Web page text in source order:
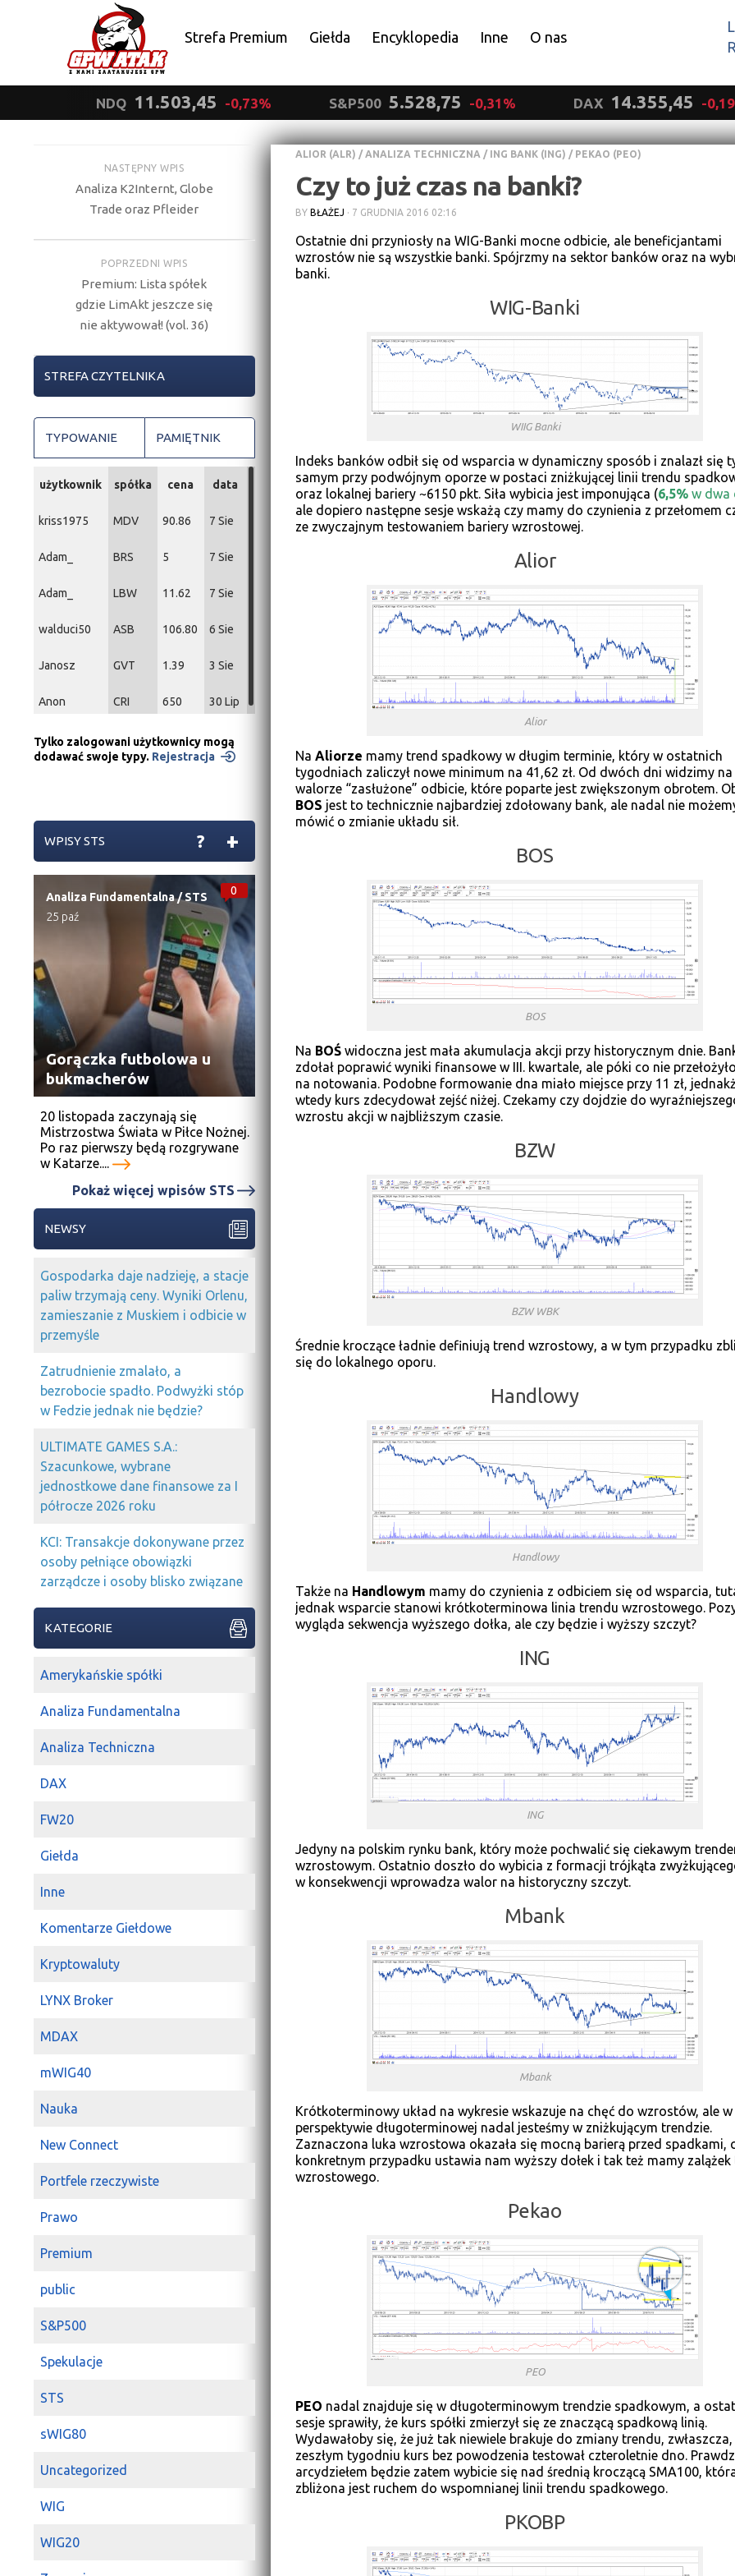
Strefa Premium Giełda Encyklopedia Inne O nas
NDQ 11.503,45 -0,73% S&P500 5.528,75 -0,31% DAX 14.355,45 -
ALIOR (ALR) / ANALIZA TECHNICZNA / ING BANK (ING) / PEKAO (PEO)
Czy to już czas na banki?
BY BŁAŻEJ · 7 GRUDNIA 2016 02:16
Ostatnie dni przyniosły na WIG-Banki mocne odbicie, ale beneficjantami
wzrostów nie są wszystkie banki. Spójrzmy na sektor banków oraz na
banki.
WIG-Banki
WIIG Banki
Indeks banków odbił się od wsparcia w dynamiczny sposób i znalazł się
samym przy podwójnym oporze w postaci zniżkującej linii trendu
oraz lokalnej bariery ~6150 pkt. Siła wybicia jest imponująca (6,5%w dwa
ale dopiero następne sesje wskażą czy mamy do czynienia z przełomem
ze zwyczajnym testowaniem bariery wzrostowej.
Alior
Alior
Na Aliorze mamy trend spadkowy w długim terminie, który w ostatnich
tygodniach zaliczył nowe minimum na 41,62 zł. Od dwóch dni widzimy na
walorze “zasłużone” odbicie, które poparte jest zwiększonym obrotem.
BOS jest to technicznie najbardziej zdołowany bank, ale nadal nie
mówić o zmianie układu sił.
BOS
BOS
Na BOŚ widoczna jest mała akumulacja akcji przy historycznym dnie.
zdołał poprawić wyniki finansowe w III. kwartale, ale póki co nie
na notowania. Podobne formowanie dna miało miejsce przy 11 zł,
wtedy kurs zdecydował zejść niżej. Czekamy czy dojdzie do
wzrostu akcji w najbliższym czasie.
BZW
BZW WBK
Średnie kroczące ładnie definiują trend wzrostowy, a w tym przypadku
się do lokalnego oporu.
Handlowy
Handlowy
Także na Handlowym mamy do czynienia z odbiciem się od wsparcia,
jednak wsparcie stanowi krótkoterminowa linia trendu wzrostowego.
wygląda sekwencja wyższego dołka, ale czy będzie i wyższy szczyt?
ING
ING
Jedyny na polskim rynku bank, który może pochwalić się ciekawym
wzrostowym. Ostatnio doszło do wybicia z formacji trójkąta
w konsekwencji wprowadza walor na historyczny szczyt.
Mbank
Mbank
Krótkoterminowy układ na wykresie wskazuje na chęć do wzrostów, ale w
perspektywie długoterminowej nadal jesteśmy w zniżkującym trendzie.
Zaznaczona luka wzrostowa okazała się mocną barierą przed spadkami,
konkretnym przypadku ustawia nam wyższy dołek i tak też mamy zalążek
wzrostowego.
Pekao
PEO
PEO nadal znajduje się w długoterminowym trendzie spadkowym, a
sesje sprawiły, że kurs spółki zmierzył się ze znaczącą spadkową linią.
Wydawałoby się, że już tak niewiele brakuje do zmiany trendu, zwłaszcza,
zeszłym tygodniu kurs bez powodzenia testował czteroletnie dno.
arcydziełem będzie zatem wybicie się nad średnią kroczącą SMA100,
zbliżona jest ruchem do wspomnianej linii trendu spadkowego.
PKOBP
NASTĘPNY WPIS
Analiza K2Internt, Globe
Trade oraz Pfleider
POPRZEDNI WPIS
Premium: Lista spółek
gdzie LimAkt jeszcze się
nie aktywował! (vol. 36)
STREFA CZYTELNIKA
TYPOWANIE PAMIĘTNIK
użytkownik spółka cena data
kriss1975 MDV 90.86 7 Sie
Adam_ BRS 5 7 Sie
Adam_ LBW 11.62 7 Sie
walduci50 ASB 106.80 6 Sie
Janosz GVT 1.39 3 Sie
Anon CRI 650 30 Lip
Tylko zalogowani użytkownicy mogą
dodawać swoje typy. Rejestracja
WPISY STS +
?
0
Analiza Fundamentalna/STS
25 paź
Gorączka futbolowa u
bukmacherów
20 listopada zaczynają się
Mistrzostwa Świata w Piłce Nożnej.
Po raz pierwszy będą rozgrywane
w Katarze....
Pokaż więcej wpisów STS
NEWSY
Gospodarka daje nadzieję, a stacje
paliw trzymają ceny. Wyniki Orlenu,
zamieszanie z Muskiem i odbicie w
przemyśle
Zatrudnienie zmalało, a
bezrobocie spadło. Podwyżki stóp
w Fedzie jednak nie będzie?
ULTIMATE GAMES S.A.:
Szacunkowe, wybrane
jednostkowe dane finansowe za I
półrocze 2026 roku
KCI: Transakcje dokonywane przez
osoby pełniące obowiązki
zarządcze i osoby blisko związane
KATEGORIE
Amerykańskie spółki
Analiza Fundamentalna
Analiza Techniczna
DAX
FW20
Giełda
Inne
Komentarze Giełdowe
Kryptowaluty
LYNX Broker
MDAX
mWIG40
Nauka
New Connect
Portfele rzeczywiste
Prawo
Premium
public
S&P500
Spekulacje
STS
sWIG80
Uncategorized
WIG
WIG20